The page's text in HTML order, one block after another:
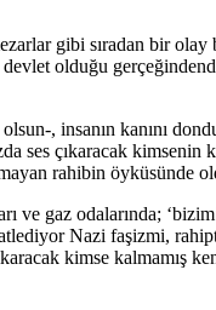
gibi sıradan bir
olduğu
olsun-, insanın kanını
ses çıkaracak kimsenin
rahibin öyküsünde
gaz odalarında;
Nazi faşizmi,
kimse kalmamış